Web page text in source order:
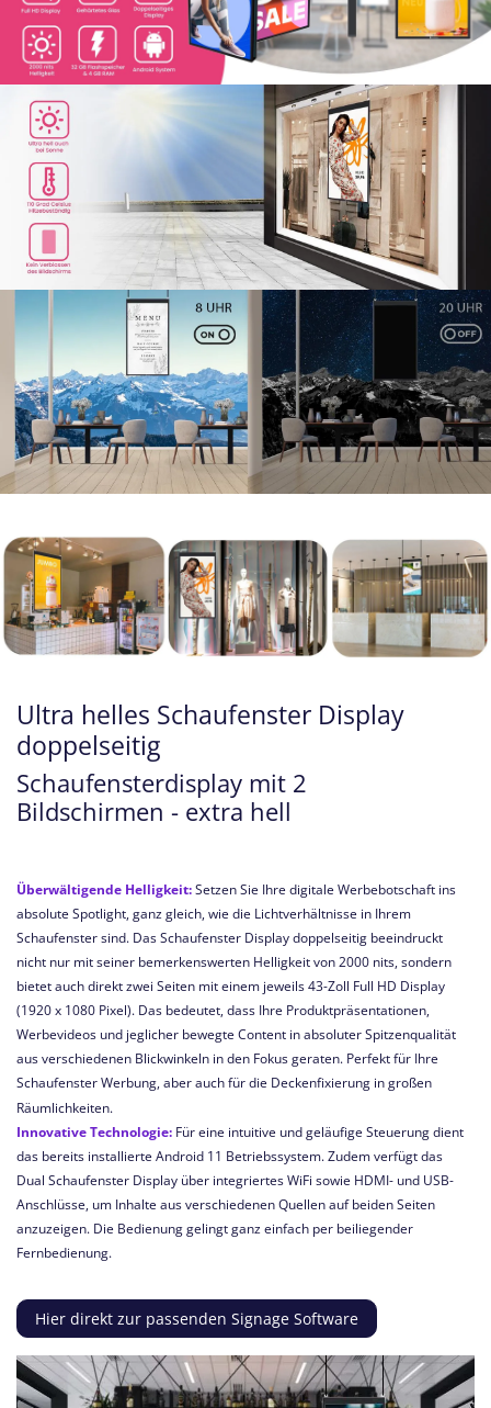
Ultra helles Schaufenster Display
doppelseitig
Schaufensterdisplay mit 2
Bildschirmen - extra hell
Überwältigende Helligkeit:Setzen Sie Ihre digitale Werbebotschaft ins
absolute Spotlight, ganz gleich, wie die Lichtverhältnisse in Ihrem
Schaufenster sind. Das Schaufenster Display doppelseitig beeindruckt
nicht nur mit seiner bemerkenswerten Helligkeit von 2000 nits, sondern
bietet auch direkt zwei Seiten mit einem jeweils 43-Zoll Full HD Display
(1920 x 1080 Pixel). Das bedeutet, dass Ihre Produktpräsentationen,
Werbevideos und jeglicher bewegte Content in absoluter Spitzenqualität
aus verschiedenen Blickwinkeln in den Fokus geraten. Perfekt für Ihre
Schaufenster Werbung, aber auch für die Deckenfixierung in großen
Räumlichkeiten.
Innovative Technologie: Für eine intuitive und geläufige Steuerung dient
das bereits installierte Android 11 Betriebssystem. Zudem verfügt das
Dual Schaufenster Display über integriertes WiFi sowie HDMI- und USB-
Anschlüsse, um Inhalte aus verschiedenen Quellen auf beiden Seiten
anzuzeigen. Die Bedienung gelingt ganz einfach per beiliegender
Fernbedienung.
Hier direkt zur passenden Signage Software